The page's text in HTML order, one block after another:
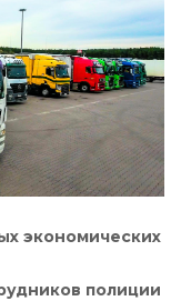
экономических
полиции